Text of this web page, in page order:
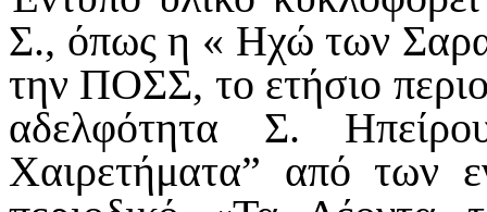
Σ., όπως η « Ηχώ των
την ΠΟΣΣ, το ετήσιο
αδελφότητα Σ.
Χαιρετήματα” από των